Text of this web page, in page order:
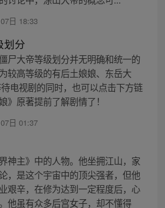
日 18:33
划分
尸大帝等级划分并无明确和统一的
较高等级的有后土娘娘、东岳大
电视剧的同时，也可以点击下方链
》原著提前了解剧情了！
日 01:37
神主》中的人物。他坐拥江山，家
，是这个宇宙中的顶尖强者，但他
艰辛，在修为达到一定程度后，心
他虽有众多后宫女子，却不懂得